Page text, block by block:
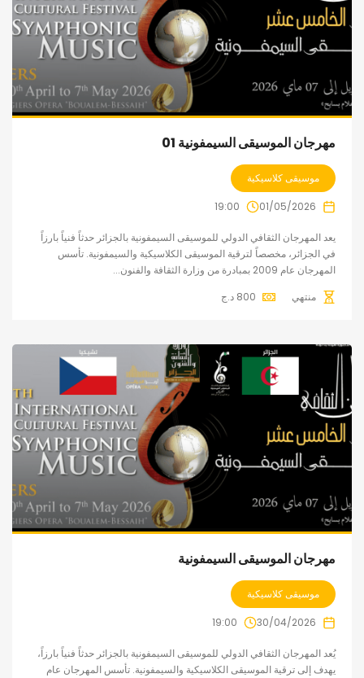
مهرجان الموسيقى السيمفونية 01
موسيقى كلاسيكية
01/05/2026
19:00
يعد المهرجان الثقافي الدولي للموسيقى السيمفونية بالجزائر حدثاً فنياً بارزاً
في الجزائر، مخصصاً لترقية الموسيقى الكلاسيكية والسيمفونية. تأسس
المهرجان عام 2009 بمبادرة من وزارة الثقافة والفنون...
منتهي
800 د.ج
مهرجان الموسيقى السيمفونية
موسيقى كلاسيكية
30/04/2026
19:00
يُعد المهرجان الثقافي الدولي للموسيقى السيمفونية بالجزائر حدثاً فنياً بارزاً،
يهدف إلى ترقية الموسيقى الكلاسيكية والسيمفونية. تأسس المهرجان عام